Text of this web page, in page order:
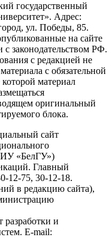
государственный
Адрес:
ул. Победы, 85.
на сайте
с законодательством РФ.
с редакцией не
с обязательной
материал
оригинальный
блока.
сайт
«БелГУ»)
Главный
12-75, 30-12-18.
в редакцию сайта),
разработки и
E-mail: